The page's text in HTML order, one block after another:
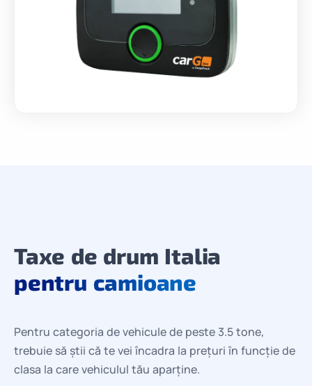
Taxe de drum Italia
pentru camioane
Pentru categoria de vehicule de peste 3.5 tone,
trebuie să știi că te vei încadra la prețuri în funcție de
clasa la care vehiculul tău aparține.